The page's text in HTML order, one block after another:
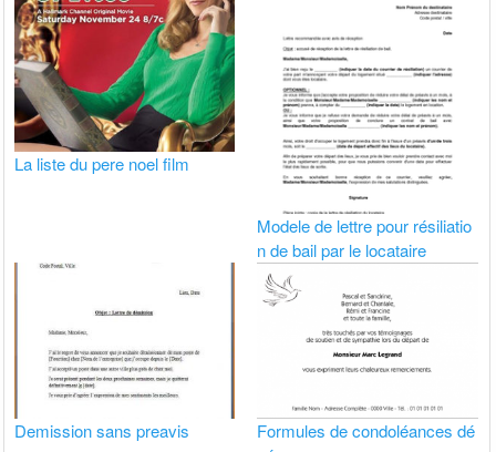
La liste du pere noel film
Modele de lettre pour résiliatio
n de bail par le locataire
Demission sans preavis
Formules de condoléances dé